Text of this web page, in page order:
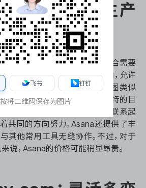
注重协作的生产
具
中心的生产跟踪系统工具，适合需要
它提供了直观的任务管理界面，允许
跟踪任务。Asana的时间线视图类似
规划和可视化项目进度。其独特的目
日常任务与更大的业务目标联系起
共同的方向努力。Asana还提供了丰
其他常用工具无缝协作。不过，对于
说，Asana的价格可能稍显昂贵。
飞书 钉钉
将二维码保存为图片